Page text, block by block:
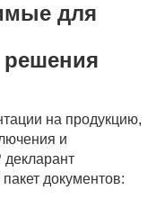
для
решения
на продукцию,
и
документов: